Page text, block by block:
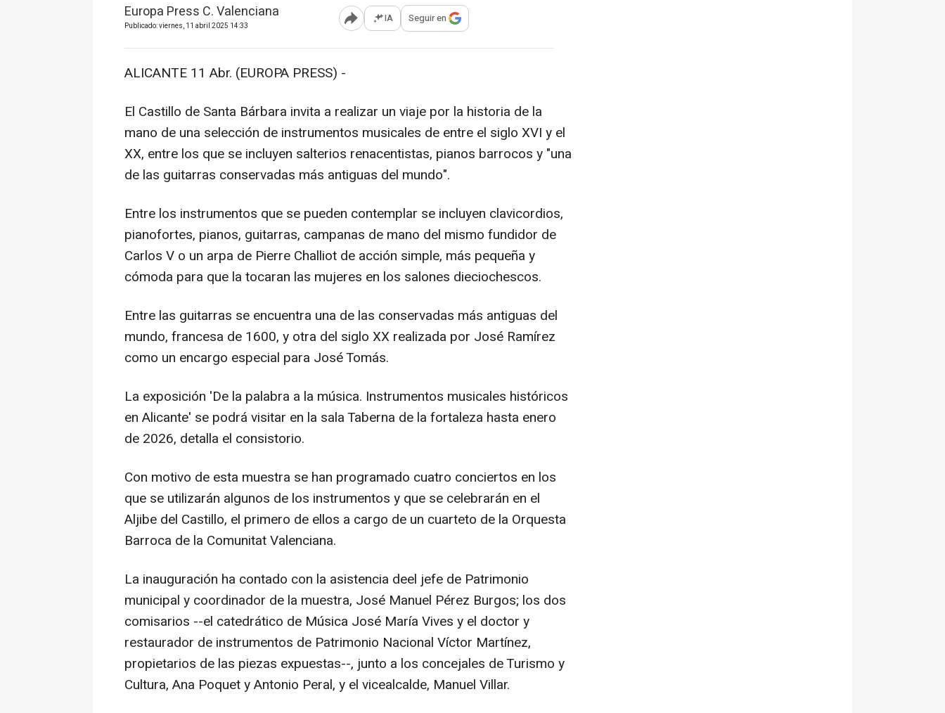
Europa Press C. Valenciana
Publicado: viernes, 11 abril 2025 14:33 Abrir opciones para compartir
IA Seguir en
ALICANTE 11 Abr. (EUROPA PRESS) -
El Castillo de Santa Bárbara invita a realizar un viaje por la historia de la
mano de una selección de instrumentos musicales de entre el siglo XVI y el
XX, entre los que se incluyen salterios renacentistas, pianos barrocos y "una
de las guitarras conservadas más antiguas del mundo".
Entre los instrumentos que se pueden contemplar se incluyen clavicordios,
pianofortes, pianos, guitarras, campanas de mano del mismo fundidor de
Carlos V o un arpa de Pierre Challiot de acción simple, más pequeña y
cómoda para que la tocaran las mujeres en los salones dieciochescos.
Entre las guitarras se encuentra una de las conservadas más antiguas del
mundo, francesa de 1600, y otra del siglo XX realizada por José Ramírez
como un encargo especial para José Tomás.
La exposición 'De la palabra a la música. Instrumentos musicales históricos
en Alicante' se podrá visitar en la sala Taberna de la fortaleza hasta enero
de 2026, detalla el consistorio.
Con motivo de esta muestra se han programado cuatro conciertos en los
que se utilizarán algunos de los instrumentos y que se celebrarán en el
Aljibe del Castillo, el primero de ellos a cargo de un cuarteto de la Orquesta
Barroca de la Comunitat Valenciana.
La inauguración ha contado con la asistencia deel jefe de Patrimonio
municipal y coordinador de la muestra, José Manuel Pérez Burgos; los dos
comisarios --el catedrático de Música José María Vives y el doctor y
restaurador de instrumentos de Patrimonio Nacional Víctor Martínez,
propietarios de las piezas expuestas--, junto a los concejales de Turismo y
Cultura, Ana Poquet y Antonio Peral, y el vicealcalde, Manuel Villar.